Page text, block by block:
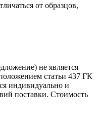
от образцов,
не является
статьи 437 ГК
индивидуально и
поставки. Стоимость